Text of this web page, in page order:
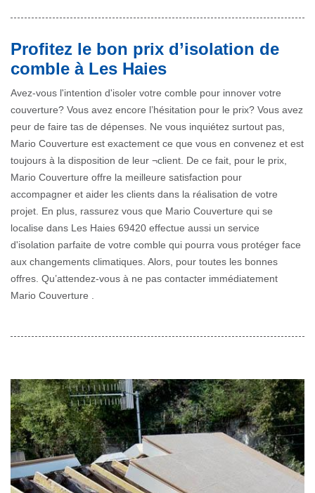
Profitez le bon prix d’isolation de
comble à Les Haies
Avez-vous l'intention d'isoler votre comble pour innover votre
couverture? Vous avez encore l’hésitation pour le prix? Vous avez
peur de faire tas de dépenses. Ne vous inquiétez surtout pas,
Mario Couverture est exactement ce que vous en convenez et est
toujours à la disposition de leur ¬client. De ce fait, pour le prix,
Mario Couverture offre la meilleure satisfaction pour
accompagner et aider les clients dans la réalisation de votre
projet. En plus, rassurez vous que Mario Couverture qui se
localise dans Les Haies 69420 effectue aussi un service
d'isolation parfaite de votre comble qui pourra vous protéger face
aux changements climatiques. Alors, pour toutes les bonnes
offres. Qu’attendez-vous à ne pas contacter immédiatement
Mario Couverture .